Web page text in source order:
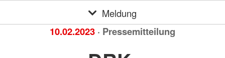
Meldung
10.02.2023 · Pressemitteilung